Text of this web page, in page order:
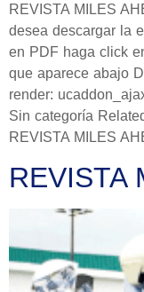
REVISTA MILES
desea descargar la
en PDF haga click
que aparece abajo
render:
Sin categoría
REVISTA MILES
REVISTA